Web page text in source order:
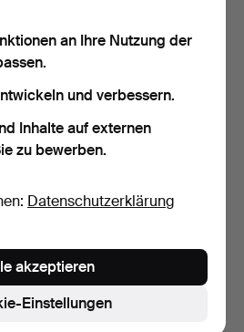
50. LE PHARE
CHRONOGRAPH
AUTOMATIKARMBA…
Verkauft
an Ihre Nutzung der
und verbessern.
Inhalte auf externen
zu bewerben.
Datenschutzerklärung
Einstellungen
akzeptieren